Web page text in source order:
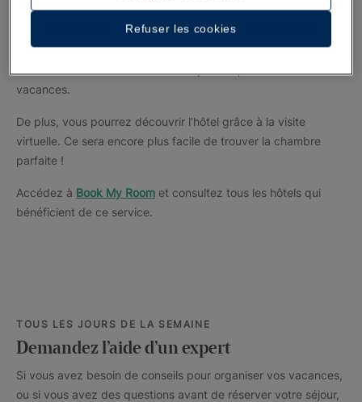
Avec le service exclusif iberostar.comBook My Room
pouvez choisirla vue,l’étage,le bâtimentet même lenuméro
vacances.
De plus, vous pourrez découvrir l’hôtel grâce à la visite
virtuelle. Ce sera encore plus facile de trouver la chambre
parfaite !
Accédez à Book My Room et consultez tous les hôtels qui
bénéficient de ce service.
TOUS LES JOURS DE LA SEMAINE
Demandez l’aide d’un expert
Si vous avez besoin de conseils pour organiser vos vacances,
ou si vous avez des questions avant de réserver votre séjour,
Refuser les cookies